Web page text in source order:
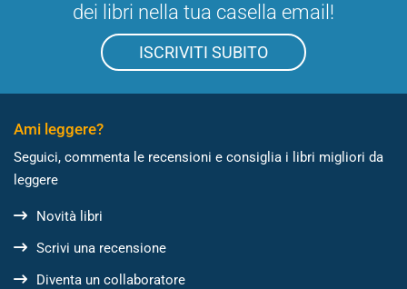
dei libri nella tua casella email!
ISCRIVITI SUBITO
Ami leggere?
Seguici, commenta le recensioni e consiglia i libri migliori da
leggere
Novità libri
Scrivi una recensione
Diventa un collaboratore